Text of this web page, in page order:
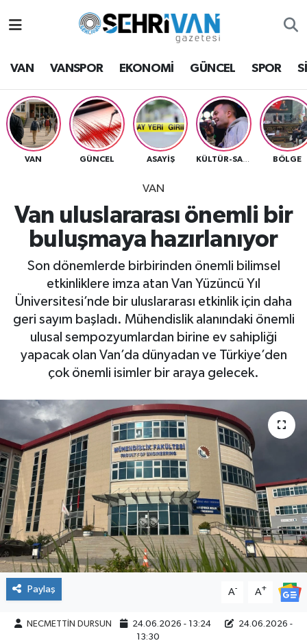
VAN VANSPOR EKONOMİ GÜNCEL SPOR
VAN GÜNCEL ASAYİŞ BÖLGE
VAN
Van uluslararası önemli bir
buluşmaya hazırlanıyor
Son dönemlerde birbirinden önemli bilimsel
etkinliklere imza atan Van Yüzüncü Yıl
Üniversitesi’nde bir uluslararası etkinlik için daha
geri sayım başladı. Mühendislik alanındaki önemli
ulusal sempozyumlardan birine ev sahipliği
yapacak olan Van’da dünyadan ve Türkiye’den
çok önemli isimler bir araya gelecek.
Paylaş A- A+
NECMETTİN DURSUN 24.06.2026 - 13:24
24.06.2026 -
13:30
Van Hava Durumu
VAN Namaz Vakitleri
Van Trafik Yoğunluk Haritası
Süper Lig Puan Durumu ve Fikstür
Tüm Manşetler
Son Dakika Haberleri
Haber Arşivi